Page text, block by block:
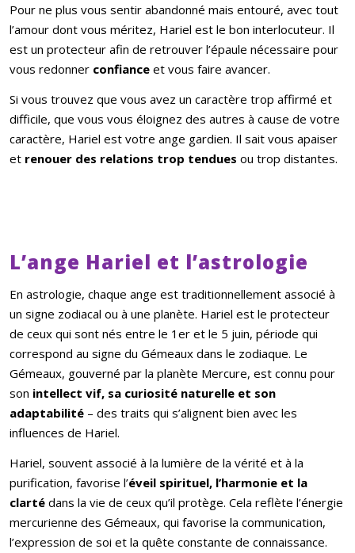
Pour ne plus vous sentir abandonné mais entouré, avec tout
l’amour dont vous méritez, Hariel est le bon interlocuteur. Il
est un protecteur afin de retrouver l’épaule nécessaire pour
vous redonner confiance et vous faire avancer.
Si vous trouvez que vous avez un caractère trop affirmé et
difficile, que vous vous éloignez des autres à cause de votre
caractère, Hariel est votre ange gardien. Il sait vous apaiser
et renouer des relations trop tendues ou trop distantes.
L’ange Hariel et l’astrologie
En astrologie, chaque ange est traditionnellement associé à
un signe zodiacal ou à une planète. Hariel est le protecteur
de ceux qui sont nés entre le 1er et le 5 juin, période qui
correspond au signe du Gémeaux dans le zodiaque. Le
Gémeaux, gouverné par la planète Mercure, est connu pour
son intellect vif, sa curiosité naturelle et son
adaptabilité – des traits qui s’alignent bien avec les
influences de Hariel.
Hariel, souvent associé à la lumière de la vérité et à la
purification, favorise l’éveil spirituel, l’harmonie et la
clarté dans la vie de ceux qu’il protège. Cela reflète l’énergie
mercurienne des Gémeaux, qui favorise la communication,
l’expression de soi et la quête constante de connaissance.